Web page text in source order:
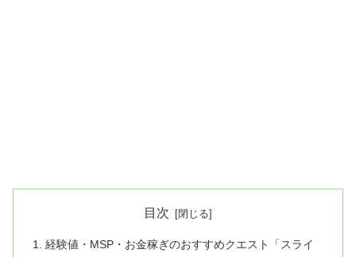
目次
経験値・MSP・お金稼ぎのおすすめクエスト「スライ